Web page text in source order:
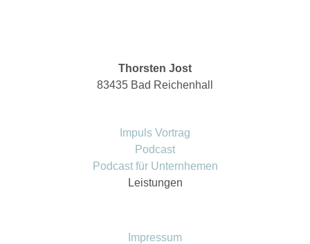
Thorsten Jost
83435 Bad Reichenhall
Impuls Vortrag
Podcast
Podcast für Unternhemen
Leistungen
Impressum